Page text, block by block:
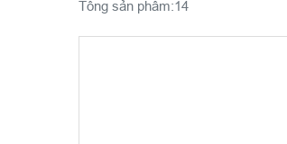
Tổng sản phẩm:14